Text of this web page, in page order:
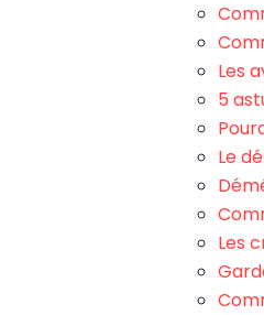
Les
5
Le
Les